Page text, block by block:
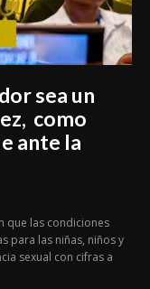
sea un
como
ante la
que las condiciones
para las niñas, niños y
sexual con cifras a